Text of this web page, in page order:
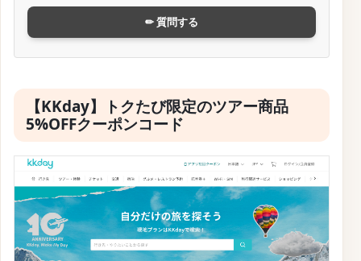
✏ 質問する
【KKday】トクたび限定のツアー商品
5%OFFクーポンコード